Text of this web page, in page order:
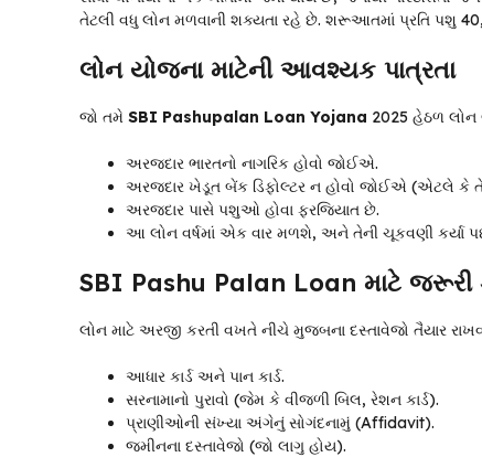
તેટલી વધુ લોન મળવાની શક્યતા રહે છે. શરૂઆતમાં પ્રતિ પશુ
લોન યોજના માટેની આવશ્યક પાત્રતા
જો તમે SBI Pashupalan Loan Yojana 2025 હેઠળ લોન
અરજદાર ભારતનો નાગરિક હોવો જોઈએ.
અરજદાર ખેડૂત બેંક ડિફોલ્ટર ન હોવો જોઈએ (એટલે ​​કે
અરજદાર પાસે પશુઓ હોવા ફરજિયાત છે.
આ લોન વર્ષમાં એક વાર મળશે, અને તેની ચૂકવણી કર્યા
SBI Pashu Palan Loan માટે જરૂરી
લોન માટે અરજી કરતી વખતે નીચે મુજબના દસ્તાવેજો તૈયાર
આધાર કાર્ડ અને પાન કાર્ડ.
સરનામાનો પુરાવો (જેમ કે વીજળી બિલ, રેશન કાર્ડ).
પ્રાણીઓની સંખ્યા અંગેનું સોગંદનામું (Affidavit).
જમીનના દસ્તાવેજો (જો લાગુ હોય).